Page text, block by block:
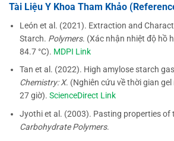
Tài Liệu Y Khoa Tham Khảo
León et al. (2021). Extraction and
Starch. Polymers. (Xác nhận nhiệt độ hồ
84.7 °C). MDPI Link
Tan et al. (2022). High amylose starch
Chemistry: X. (Nghiên cứu về thời gian
27 giờ).ScienceDirect Link
Jyothi et al. (2003). Pasting properties of
Carbohydrate Polymers.